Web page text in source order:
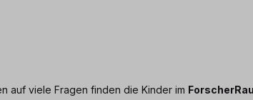
auf viele Fragen finden die Kinder im